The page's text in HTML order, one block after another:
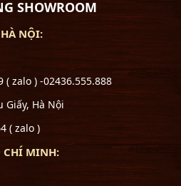
SHOWROOM
HÀ NỘI:
( zalo ) -02436.555.888
Giấy, Hà Nội
( zalo )
CHÍ MINH: